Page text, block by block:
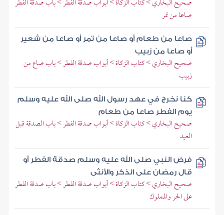
صاعا من تمر
صاعا من طعام أو صاعا من تمر أو صاعا من شعير
أو صاعا من زبيب
صحيح البخاري > كتاب الزكاة > أبواب صدقة الفطر > باب صاع من
زبيب
كنا نخرج في عهد رسول الله صلى الله عليه وسلم
يوم الفطر صاعا من طعام
صحيح البخاري > كتاب الزكاة > أبواب صدقة الفطر > باب الصدقة قبل
العيد
فرض النبي صلى الله عليه وسلم صدقة الفطر أو
قال رمضان على الذكر والأنثى
صحيح البخاري > كتاب الزكاة > أبواب صدقة الفطر > باب صدقة الفطر
على الحر والمملوك